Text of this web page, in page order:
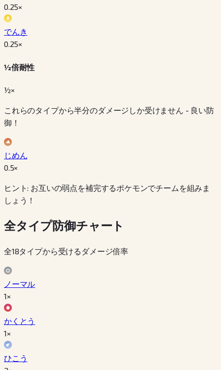
0.25×
でんき
0.25×
½倍耐性
½×
これらのタイプから半分のダメージしか受けません - 良い防
御！
じめん
0.5×
ヒント: お互いの弱点を補完するポケモンでチームを組みま
しょう！
全タイプ防御チャート
全18タイプから受けるダメージ倍率
ノーマル
1×
かくとう
1×
ひこう